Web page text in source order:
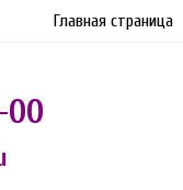
Главная страница